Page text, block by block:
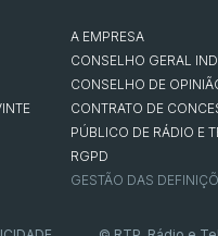
A EMPRESA
CONSELHO GERAL
CONSELHO DE
CONTRATO DE
PÚBLICO DE RÁDIO E
RGPD
GESTÃO DAS